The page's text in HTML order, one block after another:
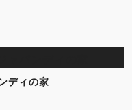
ディの家